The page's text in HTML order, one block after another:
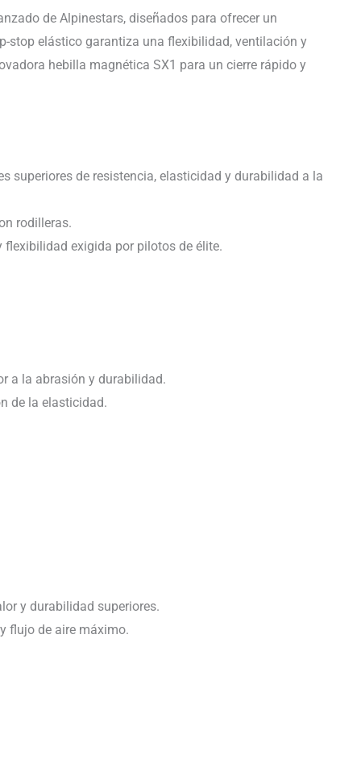
de Alpinestars, diseñados para ofrecer un
stop elástico garantiza una flexibilidad, ventilación y
hebilla magnética SX1 para un cierre rápido y
superiores de resistencia, elasticidad y durabilidad a la
rodilleras.
exigida por pilotos de élite.
a la abrasión y durabilidad.
de la elasticidad.
y durabilidad superiores.
flujo de aire máximo.